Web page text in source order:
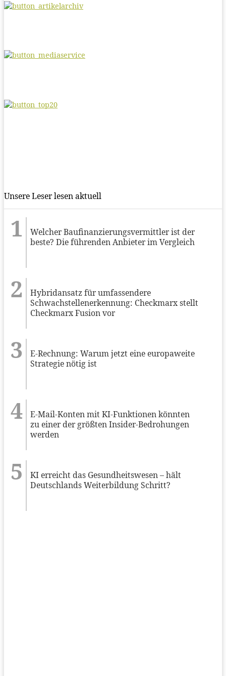
Unsere Leser lesen aktuell
Welcher Baufinanzierungsvermittler ist der
beste? Die führenden Anbieter im Vergleich
Hybridansatz für umfassendere
Schwachstellenerkennung: Checkmarx stellt
Checkmarx Fusion vor
E-Rechnung: Warum jetzt eine europaweite
Strategie nötig ist
E-Mail-Konten mit KI-Funktionen könnten
zu einer der größten Insider-Bedrohungen
werden
KI erreicht das Gesundheitswesen – hält
Deutschlands Weiterbildung Schritt?